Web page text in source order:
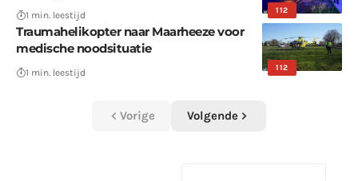
112
1 min. leestijd
112
Traumahelikopter naar Maarheeze voor
medische noodsituatie
1 min. leestijd
Vorige Volgende